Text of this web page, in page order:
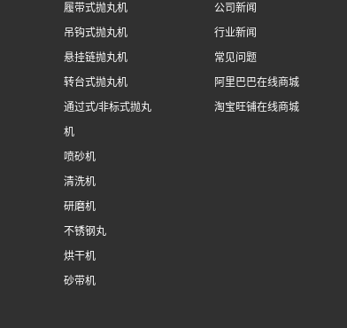
履带式抛丸机
吊钩式抛丸机
悬挂链抛丸机
转台式抛丸机
通过式/非标式抛丸
机
喷砂机
清洗机
研磨机
不锈钢丸
烘干机
砂带机
公司新闻
行业新闻
常见问题
阿里巴巴在线商城
淘宝旺铺在线商城